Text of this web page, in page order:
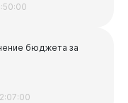
бюджета за